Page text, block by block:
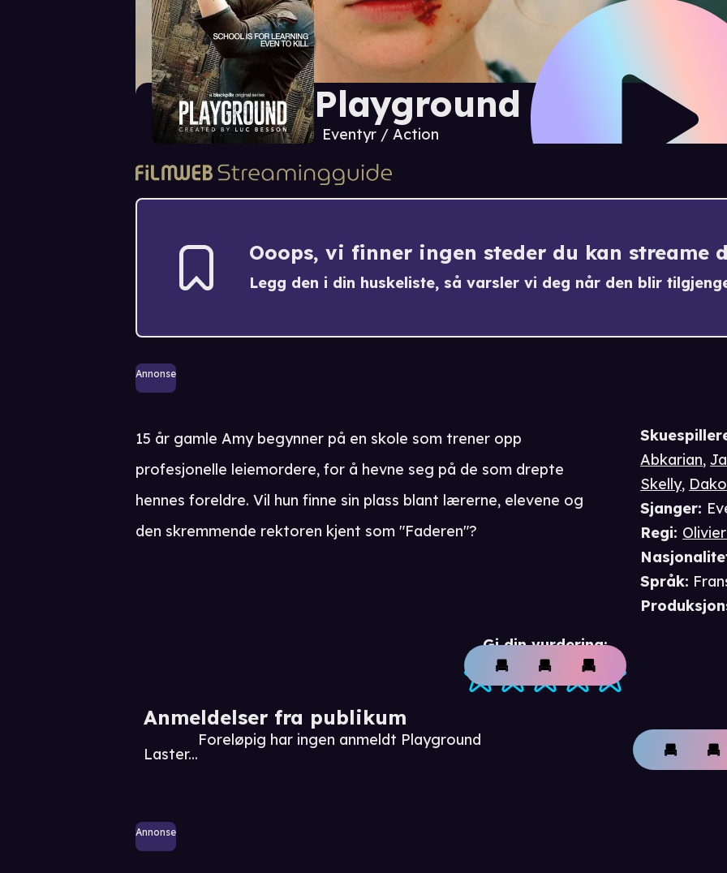
Playground
Eventyr / Action
Ooops, vi finner ingen steder du kan streame
Legg den i din huskeliste, så varsler vi deg når den blir
Annonse
Gi din vurdering:
Anmeldelser fra publikum
Laster...
Foreløpig har ingen anmeldt Playground
Annonse
Abkarian,
Skelly,
Sjanger:
Regi:
Språk:
15 år gamle Amy begynner på en skole som trener opp
profesjonelle leiemordere, for å hevne seg på de som drepte
hennes foreldre. Vil hun finne sin plass blant lærerne, elevene og
den skremmende rektoren kjent som "Faderen"?